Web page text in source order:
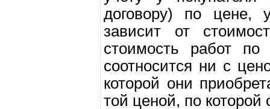
договору) по цене,
зависит от
стоимость работ по
соотносится ни с
которой они
той ценой, по